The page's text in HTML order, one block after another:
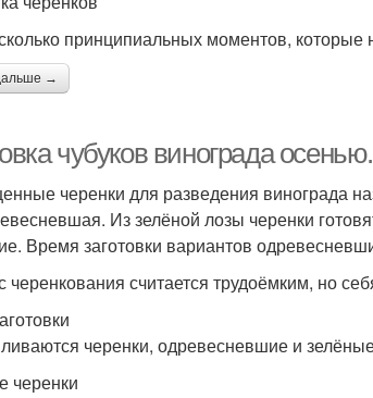
принципиальных моментов, которые
→
чубуков винограда
черенки для разведения винограда
Из зелёной лозы черенки
Время заготовки вариантов
черенкования считается трудоёмким, но
черенки, одревесневшие и
черенки